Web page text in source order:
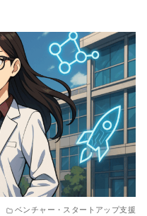
ベンチャー・スタートアップ支援